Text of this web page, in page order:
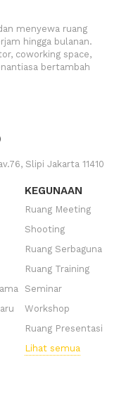
menyewa ruang
hingga bulanan.
coworking space,
bertambah
Slipi Jakarta 11410
KEGUNAAN
Ruang Meeting
Shooting
Ruang Serbaguna
Ruang Training
Seminar
Workshop
Ruang Presentasi
Lihat semua